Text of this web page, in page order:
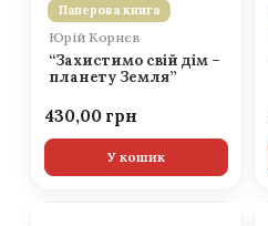
Паперова книга
Юрій Корнєв
“Захистимо свій дім –
планету Земля”
430,00
У кошик